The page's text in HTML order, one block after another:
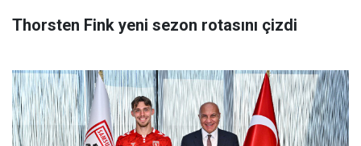
Thorsten Fink yeni sezon rotasını çizdi